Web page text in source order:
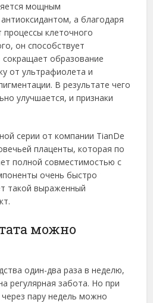
мощным
а благодаря
процессы клеточного
он способствует
образование
от ультрафиолета и
В результате чего
улучшается, и признаки
серии от компании TianDe
плаценты, которая по
полной совместимостью с
очень быстро
такой выраженный
можно
один-два раза в неделю,
регулярная забота. Но при
пару недель можно